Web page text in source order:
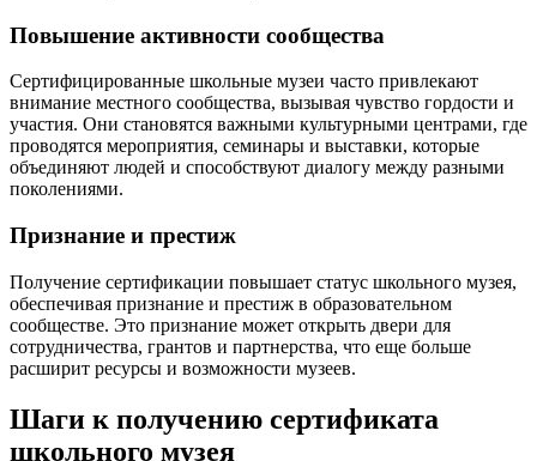
Повышение активности сообщества
Сертифицированные школьные музеи часто привлекают
внимание местного сообщества, вызывая чувство гордости и
участия. Они становятся важными культурными центрами, где
проводятся мероприятия, семинары и выставки, которые
объединяют людей и способствуют диалогу между разными
поколениями.
Признание и престиж
Получение сертификации повышает статус школьного музея,
обеспечивая признание и престиж в образовательном
сообществе. Это признание может открыть двери для
сотрудничества, грантов и партнерства, что еще больше
расширит ресурсы и возможности музеев.
Шаги к получению сертификата
школьного музея